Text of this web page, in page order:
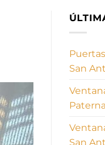
San
Paterna
San